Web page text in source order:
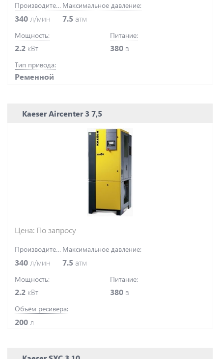
Производительность:
340 л/мин
Максимальное давление:
7.5 атм
Мощность:
2.2 кВт
Питание:
380 в
Тип привода:
Ременной
Kaeser Aircenter 3 7,5
Цена: По запросу
Производительность:
340 л/мин
Максимальное давление:
7.5 атм
Мощность:
2.2 кВт
Питание:
380 в
Объём ресивера:
200 л